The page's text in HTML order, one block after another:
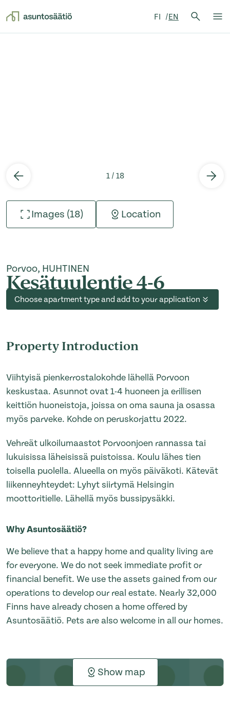
FI EN
Search
1 / 18
Images (18) Location
Porvoo, HUHTINEN
Kesätuulentie 4-6
Choose apartment type and add to your application
Property Introduction
Viihtyisä pienkerrostalokohde lähellä Porvoon
keskustaa. Asunnot ovat 1-4 huoneen ja erillisen
keittiön huoneistoja, joissa on oma sauna ja osassa
myös parveke. Kohde on peruskorjattu 2022.
Vehreät ulkoilumaastot Porvoonjoen rannassa tai
lukuisissa läheisissä puistoissa. Koulu lähes tien
toisella puolella. Alueella on myös päiväkoti. Kätevät
liikenneyhteydet: Lyhyt siirtymä Helsingin
moottoritielle. Lähellä myös bussipysäkki.
Why Asuntosäätiö?
We believe that a happy home and quality living are
for everyone. We do not seek immediate profit or
financial benefit. We use the assets gained from our
operations to develop our real estate. Nearly 32,000
Finns have already chosen a home offered by
Asuntosäätiö. Pets are also welcome in all our homes.
Show map